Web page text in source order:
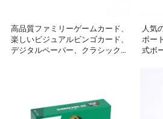
高品質ファミリーゲームカード、
楽しいビジュアルビンゴカード、
デジタルペーパー、クラシックな
人気
ボー
式ボ